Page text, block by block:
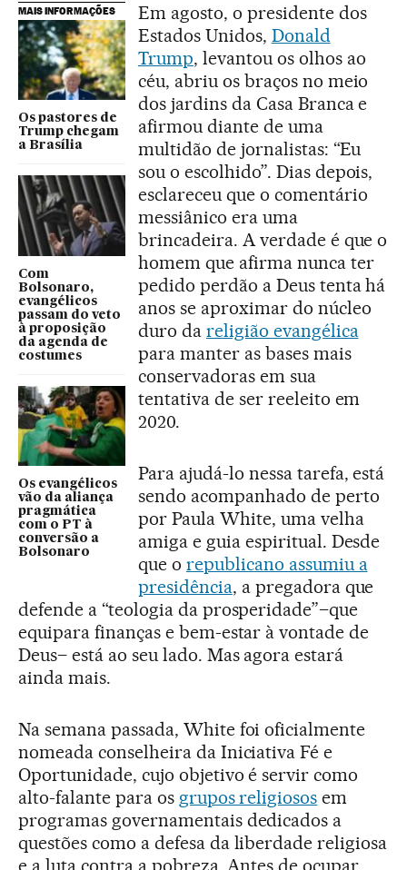
MAIS INFORMAÇÕES
Os pastores de
Trump chegam
a Brasília
Com
Bolsonaro,
evangélicos
passam do veto
à proposição
da agenda de
costumes
Os evangélicos
vão da aliança
pragmática
com o PT à
conversão a
Bolsonaro
Em agosto, o presidente dos
Estados Unidos, Donald
Trump, levantou os olhos ao
céu, abriu os braços no meio
dos jardins da Casa Branca e
afirmou diante de uma
multidão de jornalistas: “Eu
sou o escolhido”. Dias depois,
esclareceu que o comentário
messiânico era uma
brincadeira. A verdade é que o
homem que afirma nunca ter
pedido perdão a Deus tenta há
anos se aproximar do núcleo
duro da religião evangélica
para manter as bases mais
conservadoras em sua
tentativa de ser reeleito em
2020.
Para ajudá-lo nessa tarefa, está
sendo acompanhado de perto
por Paula White, uma velha
amiga e guia espiritual. Desde
que o republicano assumiu a
presidência, a pregadora que
defende a “teologia da prosperidade”–que
equipara finanças e bem-estar à vontade de
Deus– está ao seu lado. Mas agora estará
ainda mais.
Na semana passada, White foi oficialmente
nomeada conselheira da Iniciativa Fé e
Oportunidade, cujo objetivo é servir como
alto-falante para os grupos religiosos em
programas governamentais dedicados a
questões como a defesa da liberdade religiosa
e a luta contra a pobreza. Antes de ocupar